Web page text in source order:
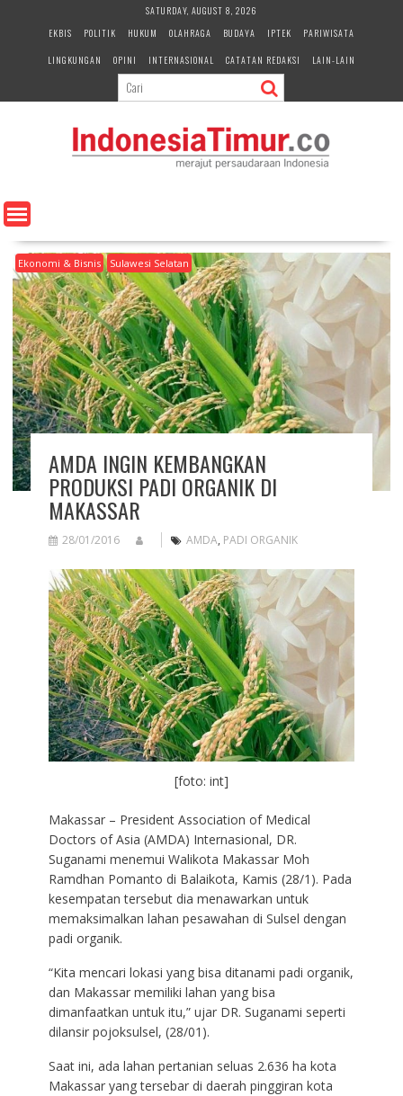
e
n
SATURDAY, AUGUST 8, 2026
EKBIS
POLITIK HUKUM OLAHRAGA BUDAYA IPTEK
PARIWISATA
LINGKUNGAN
OPINI INTERNASIONAL CATATAN REDAKSI LAIN-LAIN
Ekonomi & Bisnis Sulawesi Selatan
AMDA INGIN KEMBANGKAN
PRODUKSI PADI ORGANIK DI
MAKASSAR
28/01/2016 AMDA, PADI ORGANIK
[foto: int]
Makassar – President Association of Medical
Doctors of Asia (AMDA) Internasional, DR.
Suganami menemui Walikota Makassar Moh
Ramdhan Pomanto di Balaikota, Kamis (28/1). Pada
kesempatan tersebut dia menawarkan untuk
memaksimalkan lahan pesawahan di Sulsel dengan
padi organik.
“Kita mencari lokasi yang bisa ditanami padi organik,
dan Makassar memiliki lahan yang bisa
dimanfaatkan untuk itu,” ujar DR. Suganami seperti
dilansir pojoksulsel, (28/01).
Saat ini, ada lahan pertanian seluas 2.636 ha kota
Makassar yang tersebar di daerah pinggiran kota